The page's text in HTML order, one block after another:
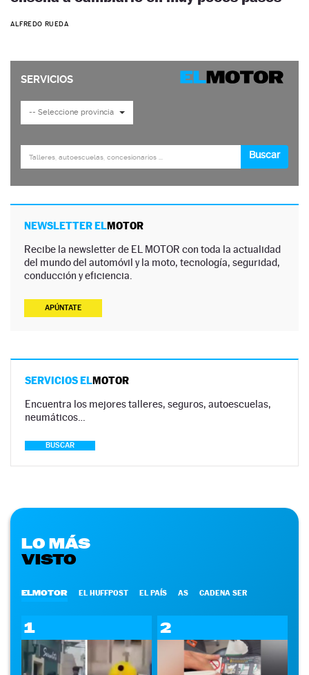
ALFREDO RUEDA
NEWSLETTER ELMOTOR
Recibe la newsletter de EL MOTOR con toda la actualidad
del mundo del automóvil y la moto, tecnología, seguridad,
conducción y eficiencia.
APÚNTATE
SERVICIOS ELMOTOR
Encuentra los mejores talleres, seguros, autoescuelas,
neumáticos…
BUSCAR
LO MÁS
VISTO
ELMOTOR EL HUFFPOST EL PAÍS AS CADENA SER
1 2